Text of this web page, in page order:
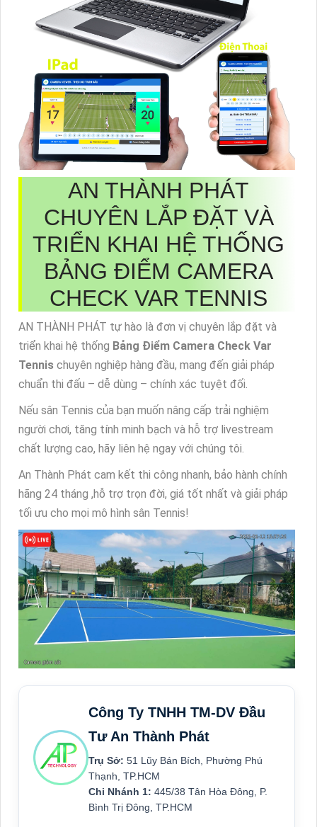
AN THÀNH PHÁT
CHUYÊN LẮP ĐẶT VÀ
TRIỂN KHAI HỆ THỐNG
BẢNG ĐIỂM CAMERA
CHECK VAR TENNIS
AN THÀNH PHÁT tự hào là đơn vị chuyên lắp đặt và
triển khai hệ thống Bảng Điểm Camera Check Var
Tennis chuyên nghiệp hàng đầu, mang đến giải pháp
chuẩn thi đấu – dễ dùng – chính xác tuyệt đối.
Nếu sân Tennis của bạn muốn nâng cấp trải nghiệm
người chơi, tăng tính minh bạch và hỗ trợ livestream
chất lượng cao, hãy liên hệ ngay với chúng tôi.
An Thành Phát cam kết thi công nhanh, bảo hành chính
hãng 24 tháng ,hỗ trợ trọn đời, giá tốt nhất và giải pháp
tối ưu cho mọi mô hình sân Tennis!
Công Ty TNHH TM-DV Đầu
Tư An Thành Phát
Trụ Sở: 51 Lũy Bán Bích, Phường Phú
Thạnh, TP.HCM
Chi Nhánh 1: 445/38 Tân Hòa Đông, P.
Bình Trị Đông, TP.HCM